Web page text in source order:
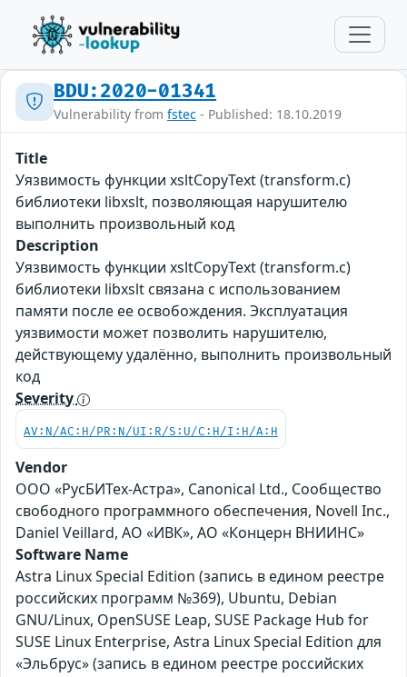
BDU:2020-01341
Vulnerability from fstec - Published: 18.10.2019
Title
Уязвимость функции xsltCopyText (transform.c)
библиотеки libxslt, позволяющая нарушителю
выполнить произвольный код
Description
Уязвимость функции xsltCopyText (transform.c)
библиотеки libxslt связана с использованием
памяти после ее освобождения. Эксплуатация
уязвимости может позволить нарушителю,
действующему удалённо, выполнить произвольный
код
Severity
AV:N/AC:H/PR:N/UI:R/S:U/C:H/I:H/A:H
Vendor
ООО «РусБИТех-Астра», Canonical Ltd., Сообщество
свободного программного обеспечения, Novell Inc.,
Daniel Veillard, АО «ИВК», АО «Концерн ВНИИНС»
Software Name
Astra Linux Special Edition (запись в едином реестре
российских программ №369), Ubuntu, Debian
GNU/Linux, OpenSUSE Leap, SUSE Package Hub for
SUSE Linux Enterprise, Astra Linux Special Edition для
«Эльбрус» (запись в едином реестре российских